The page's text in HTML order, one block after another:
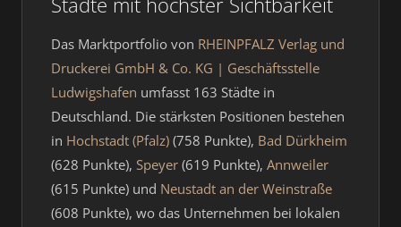
Das Marktportfolio von RHEINPFALZ Verlag und
Druckerei GmbH & Co. KG | Geschäftsstelle
Ludwigshafen umfasst 163 Städte in
Deutschland. Die stärksten Positionen bestehen
in Hochstadt (Pfalz) (758 Punkte), Bad Dürkheim
(628 Punkte), Speyer (619 Punkte), Annweiler
(615 Punkte) und Neustadt an der Weinstraße
(608 Punkte), wo das Unternehmen bei lokalen